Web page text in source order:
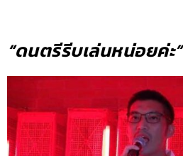
“ดนตรีรีบเล่นหน่อยค่ะ”